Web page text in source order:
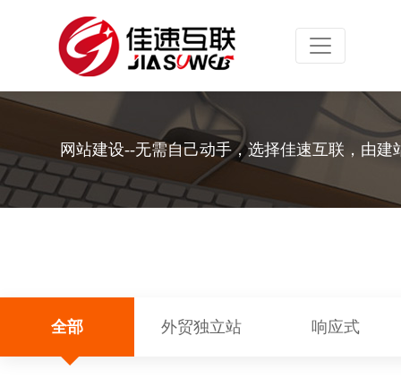
Toggle
网站建设--无需自己动手，选择佳速互联，由建
全部 外贸独立站 响应式